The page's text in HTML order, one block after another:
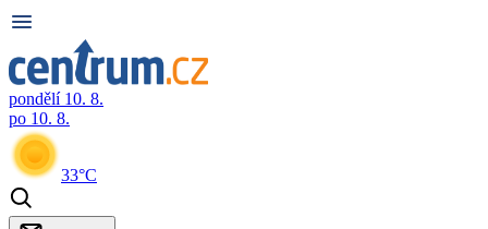
pondělí 10. 8.
po 10. 8.
33°C